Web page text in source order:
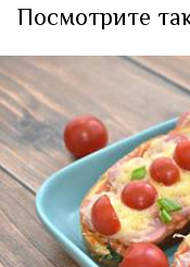
Посмотрите